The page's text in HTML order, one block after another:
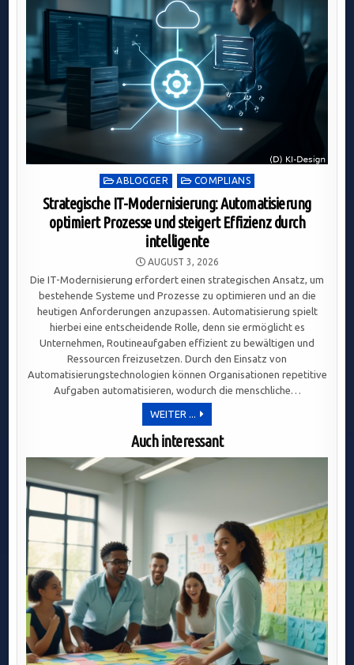
Posted
in
ABLOGGER COMPLIANS
Strategische IT-Modernisierung: Automatisierung
optimiert Prozesse und steigert Effizienz durch
intelligente
AUGUST 3, 2026
Die IT-Modernisierung erfordert einen strategischen Ansatz, um
bestehende Systeme und Prozesse zu optimieren und an die
heutigen Anforderungen anzupassen. Automatisierung spielt
hierbei eine entscheidende Rolle, denn sie ermöglicht es
Unternehmen, Routineaufgaben effizient zu bewältigen und
Ressourcen freizusetzen. Durch den Einsatz von
Automatisierungstechnologien können Organisationen repetitive
Aufgaben automatisieren, wodurch die menschliche…
WEITER ...
STRATEGISCHE
MODERNISIERUNG:
AUTOMATISIERUNG
PROZESSE
Auch interessant